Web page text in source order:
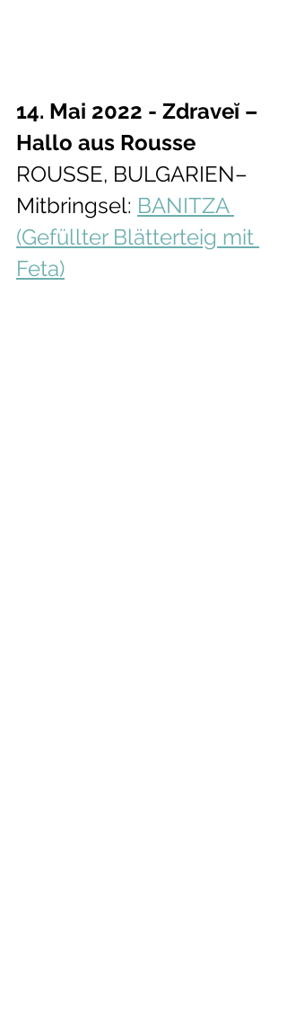
14. Mai 2022 - Zdraveĭ –
Hallo aus Rousse
ROUSSE, BULGARIEN–
Mitbringsel: BANITZA
(Gefüllter Blätterteig mit
Feta)